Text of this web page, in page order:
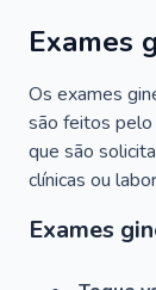
Exames
Os exames
são feitos pelo
que são
clínicas ou
Exames